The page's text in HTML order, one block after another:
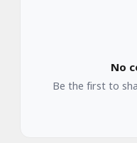
No
Be the first to